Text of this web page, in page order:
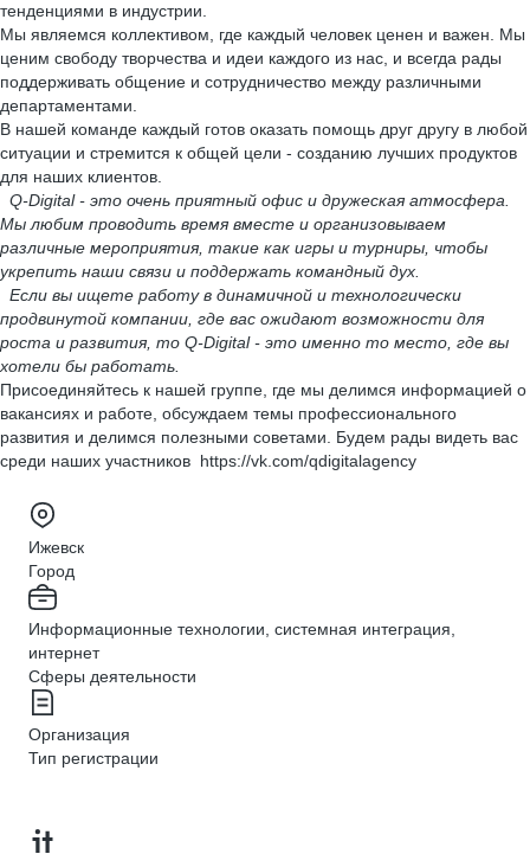
тенденциями в индустрии.
Мы являемся коллективом, где каждый человек ценен и важен. Мы
ценим свободу творчества и идеи каждого из нас, и всегда рады
поддерживать общение и сотрудничество между различными
департаментами.
В нашей команде каждый готов оказать помощь друг другу в любой
ситуации и стремится к общей цели - созданию лучших продуктов
для наших клиентов.
Q-Digital - это очень приятный офис и дружеская атмосфера.
Мы любим проводить время вместе и организовываем
различные мероприятия, такие как игры и турниры, чтобы
укрепить наши связи и поддержать командный дух.
Если вы ищете работу в динамичной и технологически
продвинутой компании, где вас ожидают возможности для
роста и развития, то Q-Digital - это именно то место, где вы
хотели бы работать.
Присоединяйтесь к нашей группе, где мы делимся информацией о
вакансиях и работе, обсуждаем темы профессионального
развития и делимся полезными советами. Будем рады видеть вас
среди наших участников https://vk.com/qdigitalagency
Ижевск
Город
Информационные технологии, системная интеграция,
интернет
Сферы деятельности
Организация
Тип регистрации